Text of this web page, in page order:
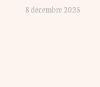
8 décembre 2025